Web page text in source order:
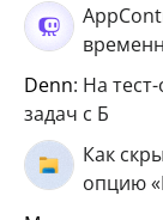
Denn: На
задач с Б
Как
опцию